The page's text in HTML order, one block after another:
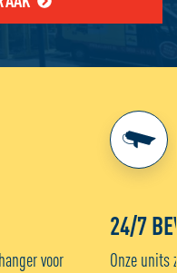
voor
24/7
Onze units